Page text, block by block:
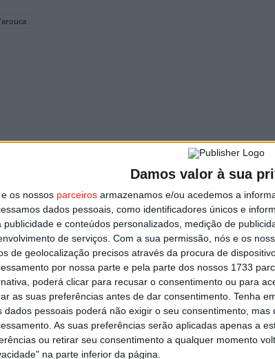
Damos valor à sua
e os nossos parceiros armazenamos e/ou acedemos a
dados pessoais, como identificadores únicos e
publicidade e conteúdos personalizados, medição de
de serviços. Com a sua permissão, nós e os
de geolocalização precisos através da procura de
por nossa parte e pela parte dos nossos 1733
poderá clicar para recusar o consentimento ou para
as suas preferências antes de dar consentimento. Tenha
dados pessoais poderá não exigir o seu consentimento,
As suas preferências serão aplicadas apenas a
ou retirar seu consentimento a qualquer momento
na parte inferior da página.
da Taça
vitórias
primeira de 11
Mais do autor